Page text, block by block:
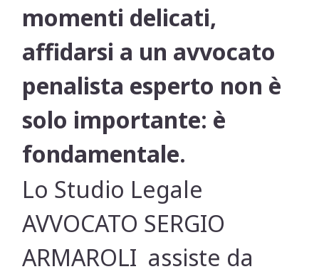
momenti delicati,
affidarsi a un avvocato
penalista esperto non è
solo importante: è
fondamentale.
Lo Studio Legale
AVVOCATO SERGIO
ARMAROLI assiste da